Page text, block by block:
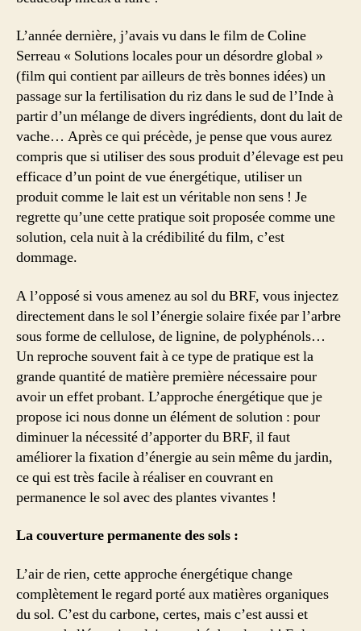
L’année dernière, j’avais vu dans le film de Coline
Serreau « Solutions locales pour un désordre global »
(film qui contient par ailleurs de très bonnes idées) un
passage sur la fertilisation du riz dans le sud de l’Inde à
partir d’un mélange de divers ingrédients, dont du lait de
vache… Après ce qui précède, je pense que vous aurez
compris que si utiliser des sous produit d’élevage est peu
efficace d’un point de vue énergétique, utiliser un
produit comme le lait est un véritable non sens ! Je
regrette qu’une cette pratique soit proposée comme une
solution, cela nuit à la crédibilité du film, c’est
dommage.
A l’opposé si vous amenez au sol du BRF, vous injectez
directement dans le sol l’énergie solaire fixée par l’arbre
sous forme de cellulose, de lignine, de polyphénols…
Un reproche souvent fait à ce type de pratique est la
grande quantité de matière première nécessaire pour
avoir un effet probant. L’approche énergétique que je
propose ici nous donne un élément de solution : pour
diminuer la nécessité d’apporter du BRF, il faut
améliorer la fixation d’énergie au sein même du jardin,
ce qui est très facile à réaliser en couvrant en
permanence le sol avec des plantes vivantes !
La couverture permanente des sols :
L’air de rien, cette approche énergétique change
complètement le regard porté aux matières organiques
du sol. C’est du carbone, certes, mais c’est aussi et